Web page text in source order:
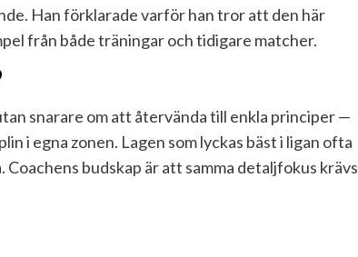
Han förklarade varför han tror att den här
från både träningar och tidigare matcher.
snarare om att återvända till enkla principer —
i egna zonen. Lagen som lyckas bäst i ligan ofta
Coachens budskap är att samma detaljfokus krävs